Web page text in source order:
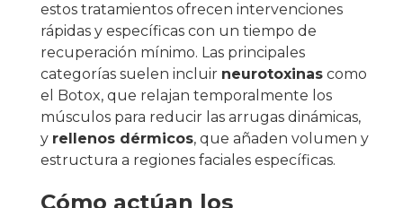
estos tratamientos ofrecen intervenciones
rápidas y específicas con un tiempo de
recuperación mínimo. Las principales
categorías suelen incluir neurotoxinas como
el Botox, que relajan temporalmente los
músculos para reducir las arrugas dinámicas,
y rellenos dérmicos, que añaden volumen y
estructura a regiones faciales específicas.
Cómo actúan los